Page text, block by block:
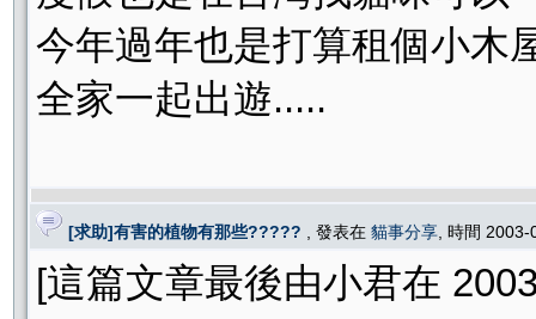
今年過年也是打算租個小木
全家一起出遊.....
[求助]有害的植物有那些????? , 發表在 貓事分享 , 時間
[這篇文章最後由小君在